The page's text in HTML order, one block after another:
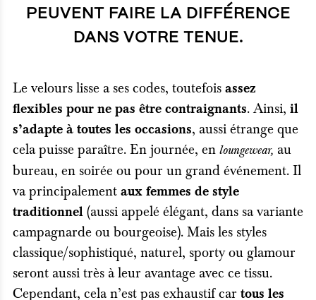
PEUVENT FAIRE LA DIFFÉRENCE
DANS VOTRE TENUE.
Le velours lisse a ses codes, toutefois assez
flexibles pour ne pas être contraignants. Ainsi, il
s’adapte à toutes les occasions, aussi étrange que
cela puisse paraître. En journée, en loungewear, au
bureau, en soirée ou pour un grand événement. Il
va principalement aux femmes de style
traditionnel(aussi appelé élégant, dans sa variante
campagnarde ou bourgeoise). Mais les styles
classique/sophistiqué, naturel, sporty ou glamour
seront aussi très à leur avantage avec ce tissu.
Cependant, cela n’est pas exhaustif car tous les